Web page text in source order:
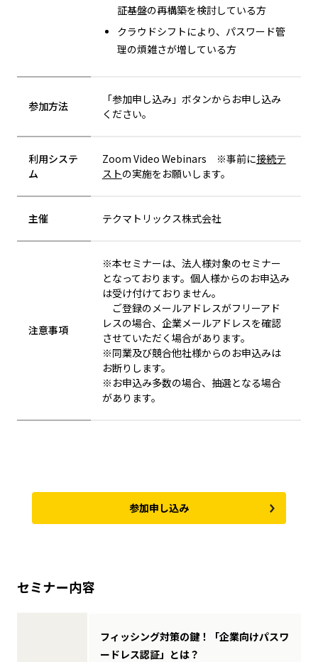
証基盤の再構築を検討している方
クラウドシフトにより、パスワード管
理の煩雑さが増している方
参加方法
「参加申し込み」ボタンからお申し込み
ください。
利用システ
ム
Zoom Video Webinars ※事前に接続テ
ストの実施をお願いします。
主催 テクマトリックス株式会社
注意事項
※本セミナーは、法人様対象のセミナー
となっております。個人様からのお申込み
は受け付けておりません。
ご登録のメールアドレスがフリーアド
レスの場合、企業メールアドレスを確認
させていただく場合があります。
※同業及び競合他社様からのお申込みは
お断りします。
※お申込み多数の場合、抽選となる場合
があります。
参加申し込み
セミナー内容
フィッシング対策の鍵！「企業向けパスワ
ードレス認証」とは？